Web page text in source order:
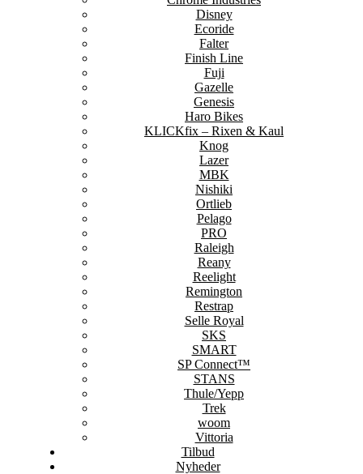
Disney
Ecoride
Falter
Finish Line
Fuji
Gazelle
Genesis
Haro Bikes
KLICKfix – Rixen & Kaul
Knog
Lazer
MBK
Nishiki
Ortlieb
Pelago
PRO
Raleigh
Reany
Reelight
Remington
Restrap
Selle Royal
SKS
SMART
SP Connect™
STANS
Thule/Yepp
Trek
woom
Vittoria
Tilbud
Nyheder